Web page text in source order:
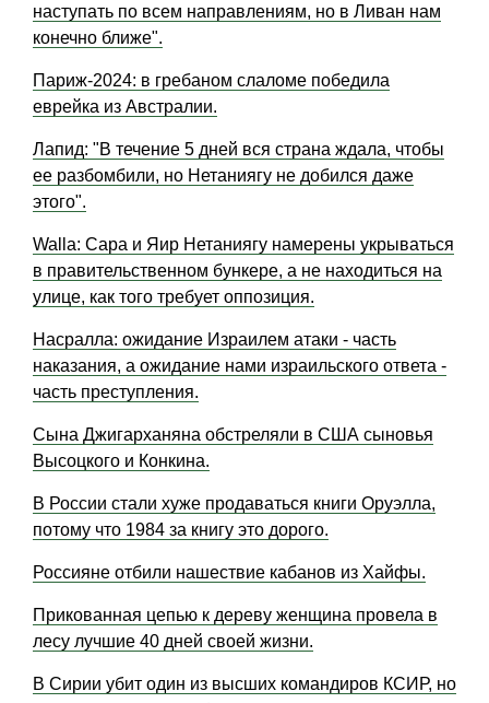
наступать по всем направлениям, но в Ливан нам
конечно ближе".
Париж-2024: в гребаном слаломе победила
еврейка из Австралии.
Лапид: "В течение 5 дней вся страна ждала, чтобы
ее разбомбили, но Нетаниягу не добился даже
этого".
Walla: Сара и Яир Нетаниягу намерены укрываться
в правительственном бункере, а не находиться на
улице, как того требует оппозиция.
Насралла: ожидание Израилем атаки - часть
наказания, а ожидание нами израильского ответа -
часть преступления.
Сына Джигарханяна обстреляли в США сыновья
Высоцкого и Конкина.
В России стали хуже продаваться книги Оруэлла,
потому что 1984 за книгу это дорого.
Россияне отбили нашествие кабанов из Хайфы.
Прикованная цепью к дереву женщина провела в
лесу лучшие 40 дней своей жизни.
В Сирии убит один из высших командиров КСИР, но